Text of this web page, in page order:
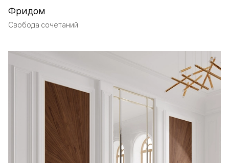
Фридом
Свобода сочетаний